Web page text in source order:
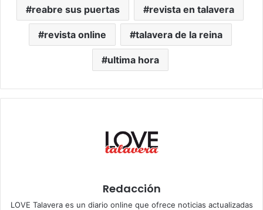
reabre sus puertas revista en talavera
revista online talavera de la reina
ultima hora
Redacción
LOVE Talavera es un diario online que ofrece noticias actualizadas